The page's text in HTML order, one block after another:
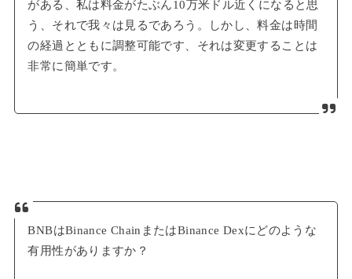
がある、私は料金がたぶん10万米ドル近くになると思
う、それで我々は見るであろう。しかし、料金は時間
の経過とともに調整可能です、それは変更することは
非常に簡単です。
BNBはBinance ChainまたはBinance Dexにどのような
有用性がありますか？